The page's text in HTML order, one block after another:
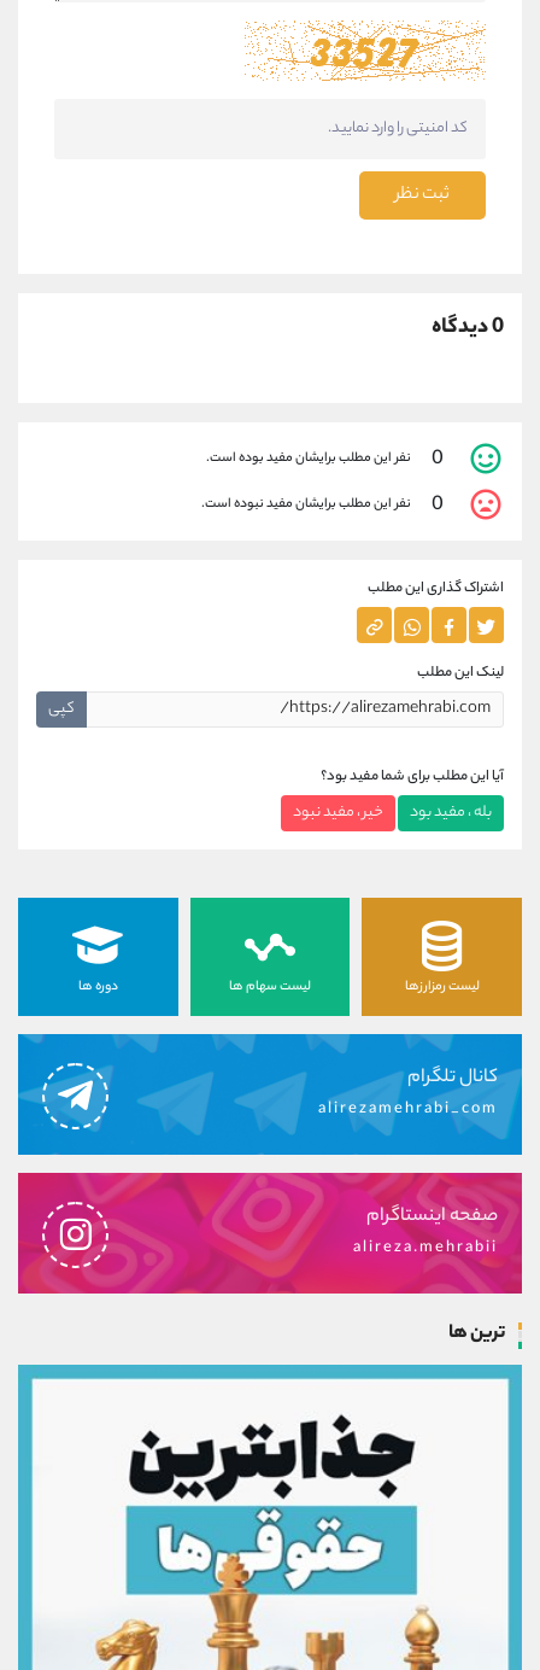
ثبت نظر
0 دیدگاه
0 نفر این مطلب برایشان مفید بوده است.
0 نفر این مطلب برایشان مفید نبوده است.
اشتراک گذاری این مطلب
لینک این مطلب
کپی
آیا این مطلب برای شما مفید بود؟
بله ، مفید بود خیر ، مفید نبود
لیست رمزارزها لیست سهام ها دوره ها
کانال تلگرام
alirezamehrabi_com
صفحه اینستاگرام
alireza.mehrabii
ترین ها